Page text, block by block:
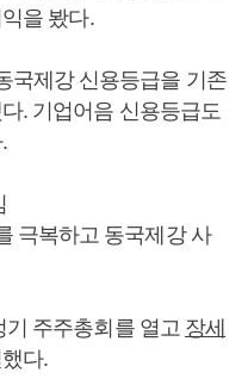
을 봤다.
국제강 신용등급을 기존
. 기업어음 신용등급도
극복하고 동국제강 사
주주총회를 열고 장세
다.